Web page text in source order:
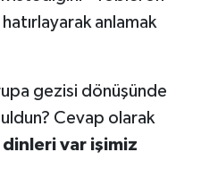
anlamak
gezisi dönüşünde
Cevap olarak
var işimiz